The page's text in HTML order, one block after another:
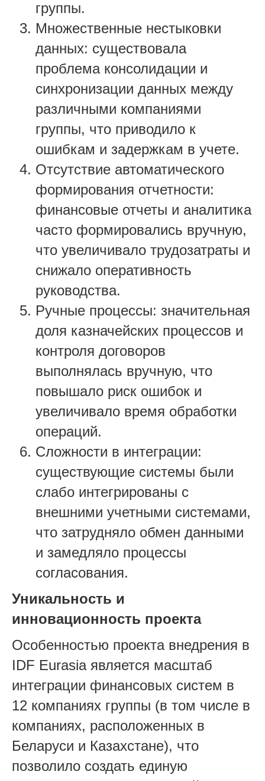
группы.
Множественные нестыковки
данных: существовала
проблема консолидации и
синхронизации данных между
различными компаниями
группы, что приводило к
ошибкам и задержкам в учете.
Отсутствие автоматического
формирования отчетности:
финансовые отчеты и аналитика
часто формировались вручную,
что увеличивало трудозатраты и
снижало оперативность
руководства.
Ручные процессы: значительная
доля казначейских процессов и
контроля договоров
выполнялась вручную, что
повышало риск ошибок и
увеличивало время обработки
операций.
Сложности в интеграции:
существующие системы были
слабо интегрированы с
внешними учетными системами,
что затрудняло обмен данными
и замедляло процессы
согласования.
Уникальность и
инновационность проекта
Особенностью проекта внедрения в
IDF Eurasia является масштаб
интеграции финансовых систем в
12 компаниях группы (в том числе в
компаниях, расположенных в
Беларуси и Казахстане), что
позволило создать единую